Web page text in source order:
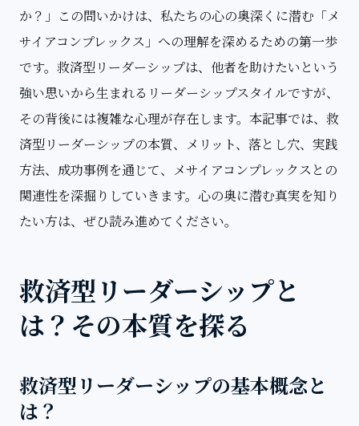
か？」この問いかけは、私たちの心の奥深くに潜む「メ
サイアコンプレックス」への理解を深めるための第一歩
です。救済型リーダーシップは、他者を助けたいという
強い思いから生まれるリーダーシップスタイルですが、
その背後には複雑な心理が存在します。本記事では、救
済型リーダーシップの本質、メリット、落とし穴、実践
方法、成功事例を通じて、メサイアコンプレックスとの
関連性を深掘りしていきます。心の奥に潜む真実を知り
たい方は、ぜひ読み進めてください。
救済型リーダーシップと
は？その本質を探る
救済型リーダーシップの基本概念と
は？